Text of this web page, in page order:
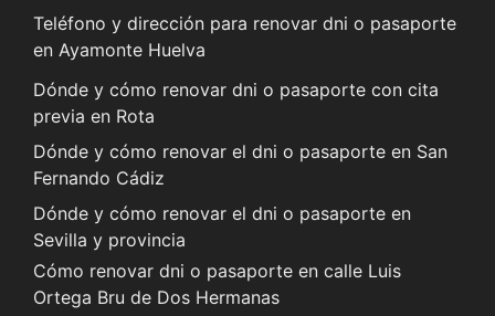
Teléfono y dirección para renovar dni o pasaporte
en Ayamonte Huelva
Dónde y cómo renovar dni o pasaporte con cita
previa en Rota
Dónde y cómo renovar el dni o pasaporte en San
Fernando Cádiz
Dónde y cómo renovar el dni o pasaporte en
Sevilla y provincia
Cómo renovar dni o pasaporte en calle Luis
Ortega Bru de Dos Hermanas